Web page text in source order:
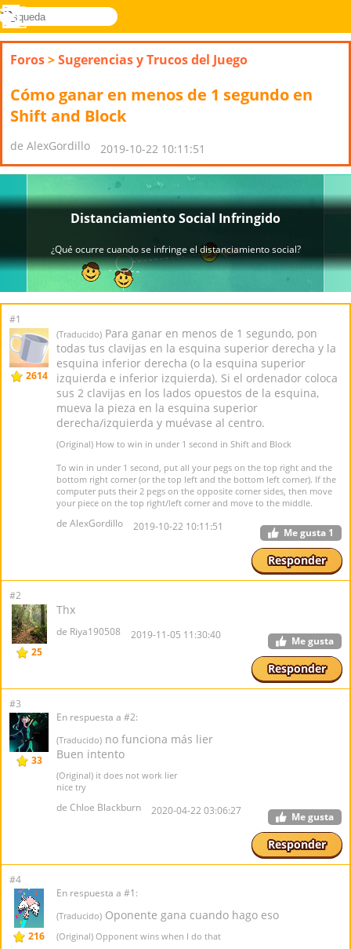
Novel
búsqueda
Acceder
Menú
Foros>Sugerencias y Trucos del Juego
Cómo ganar en menos de 1 segundo en
Shift and Block
de AlexGordillo 2019-10-22 10:11:51
#1
2614
(Traducido) Para ganar en menos de 1 segundo, pon
todas tus clavijas en la esquina superior derecha y la
esquina inferior derecha (o la esquina superior
izquierda e inferior izquierda). Si el ordenador coloca
sus 2 clavijas en los lados opuestos de la esquina,
mueva la pieza en la esquina superior
derecha/izquierda y muévase al centro.
(Original) How to win in under 1 second in Shift and Block
To win in under 1 second, put all your pegs on the top right and the
bottom right corner (or the top left and the bottom left corner). If the
computer puts their 2 pegs on the opposite corner sides, then move
your piece on the top right/left corner and move to the middle.
de AlexGordillo 2019-10-22 10:11:51 Me gusta 1
Responder
#2
25
Thx
de Riya190508 2019-11-05 11:30:40 Me gusta
Responder
#3
33
En respuesta a #2:
(Traducido) no funciona más lier
Buen intento
(Original) it does not work lier
nice try
de Chloe Blackburn 2020-04-22 03:06:27 Me gusta
Responder
#4
216
En respuesta a #1:
(Traducido) Oponente gana cuando hago eso
(Original) Opponent wins when I do that